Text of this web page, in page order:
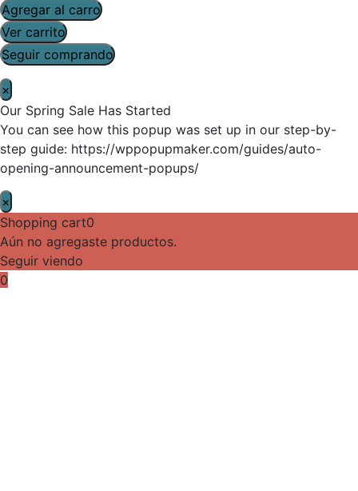
Agregar al carro
Ver carrito
Seguir comprando
×
Our Spring Sale Has Started
You can see how this popup was set up in our step-by-
step guide: https://wppopupmaker.com/guides/auto-
opening-announcement-popups/
×
Shopping cart0
Aún no agregaste productos.
Seguir viendo
0